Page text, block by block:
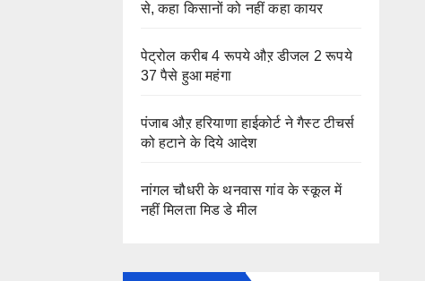
से, कहा किसानों को नहीं कहा कायर
पेट्रोल करीब 4 रूपये औऱ डीजल 2 रूपये
37 पैसे हुआ महंगा
पंजाब औऱ हरियाणा हाईकोर्ट ने गैस्ट टीचर्स
को हटाने के दिये आदेश
नांगल चौधरी के थनवास गांव के स्कूल में
नहीं मिलता मिड डे मील